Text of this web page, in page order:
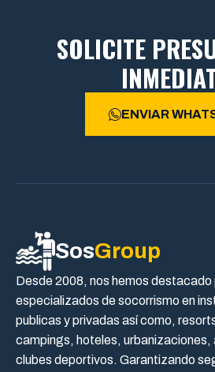
SOLICITE
ENVIAR
SosGroup
Desde 2008, nos hemos
especializados de socorrismo en
publicas y privadas así como,
campings, hoteles, urbanizaciones,
clubes deportivos. Garantizando